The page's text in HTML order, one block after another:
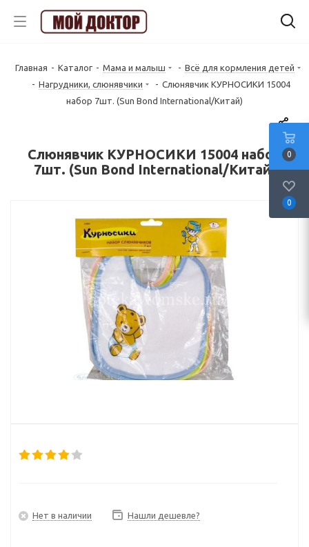
Главная - Каталог - Мама и малыш - Всё для кормления детей
- Нагрудники, слюнявчики - Слюнявчик КУРНОСИКИ 15004
набор 7шт. (Sun Bond International/Китай)
Слюнявчик КУРНОСИКИ 15004 набор
7шт. (Sun Bond International/Китай)
Нет в наличии Нашли дешевле?
0
0